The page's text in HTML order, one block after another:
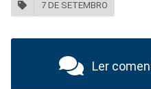
7 DE SETEMBRO
Ler